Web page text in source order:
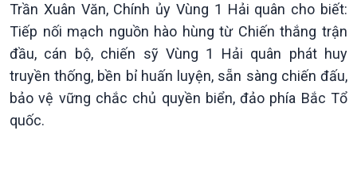
Trần Xuân Văn, Chính ủy Vùng 1 Hải quân cho biết:
Tiếp nối mạch nguồn hào hùng từ Chiến thắng trận
đầu, cán bộ, chiến sỹ Vùng 1 Hải quân phát huy
truyền thống, bền bỉ huấn luyện, sẵn sàng chiến đấu,
bảo vệ vững chắc chủ quyền biển, đảo phía Bắc Tổ
quốc.